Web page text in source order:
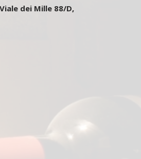
Viale dei Mille 88/D,